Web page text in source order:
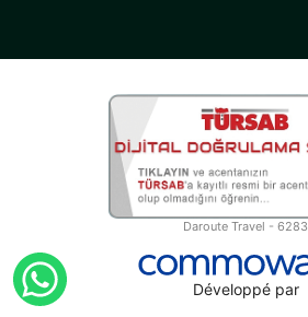
Daroute Travel - 6283
Développé par